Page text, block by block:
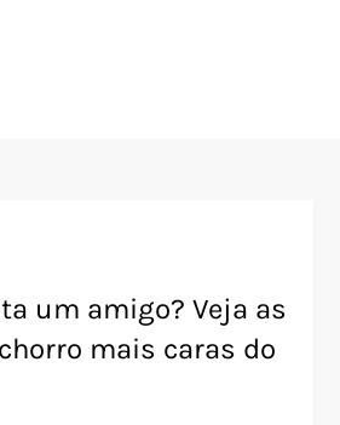
um amigo? Veja as
mais caras do